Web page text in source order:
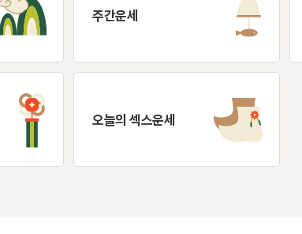
주간운세
오늘의 섹스운세